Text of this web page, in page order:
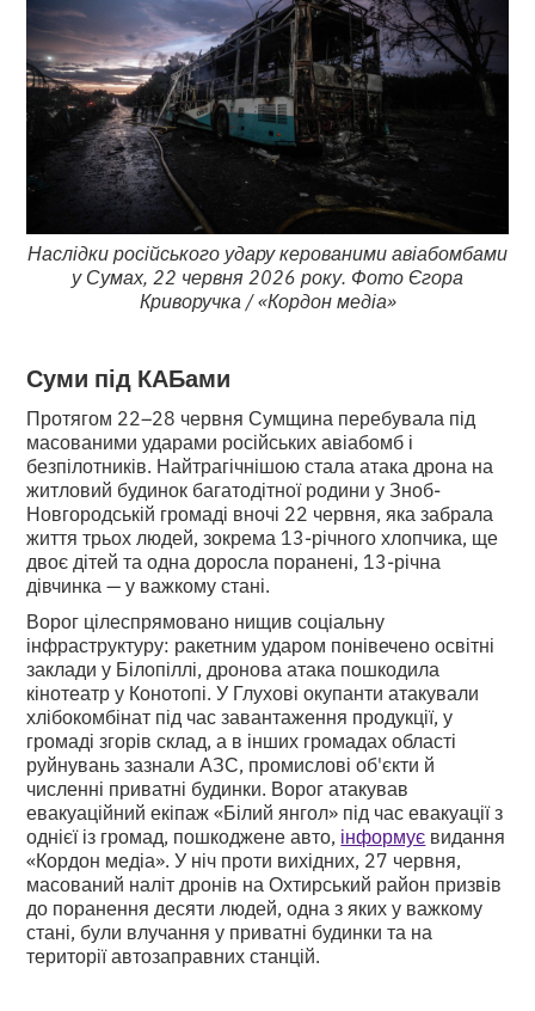
Наслідки російського удару керованими авіабомбами
у Сумах, 22 червня 2026 року. Фото Єгора
Криворучка / «Кордон медіа»
Суми під КАБами
Протягом 22–28 червня Сумщина перебувала під
масованими ударами російських авіабомб і
безпілотників. Найтрагічнішою стала атака дрона на
житловий будинок багатодітної родини у Зноб-
Новгородській громаді вночі 22 червня, яка забрала
життя трьох людей, зокрема 13-річного хлопчика, ще
двоє дітей та одна доросла поранені, 13-річна
дівчинка — у важкому стані.
Ворог цілеспрямовано нищив соціальну
інфраструктуру: ракетним ударом понівечено освітні
заклади у Білопіллі, дронова атака пошкодила
кінотеатр у Конотопі. У Глухові окупанти атакували
хлібокомбінат під час завантаження продукції, у
громаді згорів склад, а в інших громадах області
руйнувань зазнали АЗС, промислові об'єкти й
численні приватні будинки. Ворог атакував
евакуаційний екіпаж «Білий янгол» під час евакуації з
однієї із громад, пошкоджене авто, інформує видання
«Кордон медіа». У ніч проти вихідних, 27 червня,
масований наліт дронів на Охтирський район призвів
до поранення десяти людей, одна з яких у важкому
стані, були влучання у приватні будинки та на
території автозаправних станцій.